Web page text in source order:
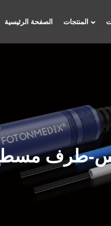
الصفحة الرئيسية المنتجات
طرف